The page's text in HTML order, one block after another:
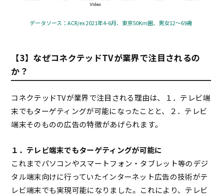
データソース：ACR/ex 2021年4-6月、東京50Km圏、男女12～69歳
【3】なぜコネクテッドTVが業界で注目されるの
か？
コネクテッドTVが業界で注目される理由は、１．テレビ端
末でもターゲティングが可能になったことと、２．テレビ
端末そのものの広告の特徴があげられます。
１．テレビ端末でもターゲティングが可能に
これまでパソコンやスマートフォン・タブレット等のデジ
タル端末向けに行っていたインターネット広告の技術がテ
レビ端末でも実現可能になりました。これにより、テレビ